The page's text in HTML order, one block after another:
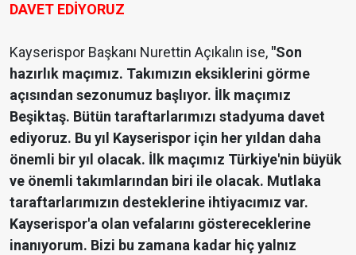
DAVET EDİYORUZ
Kayserispor Başkanı Nurettin Açıkalın ise, "Son
hazırlık maçımız. Takımızın eksiklerini görme
açısından sezonumuz başlıyor. İlk maçımız
Beşiktaş. Bütün taraftarlarımızı stadyuma davet
ediyoruz. Bu yıl Kayserispor için her yıldan daha
önemli bir yıl olacak. İlk maçımız Türkiye'nin büyük
ve önemli takımlarından biri ile olacak. Mutlaka
taraftarlarımızın desteklerine ihtiyacımız var.
Kayserispor'a olan vefalarını göstereceklerine
inanıyorum. Bizi bu zamana kadar hiç yalnız